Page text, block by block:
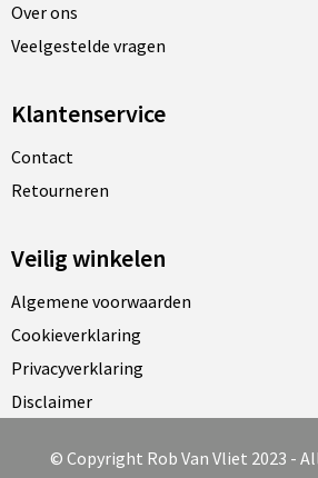
Over ons
Veelgestelde vragen
Klantenservice
Contact
Retourneren
Veilig winkelen
Algemene voorwaarden
Cookieverklaring
Privacyverklaring
Disclaimer
© Copyright Rob Van Vliet 2023 -